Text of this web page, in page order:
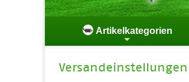
Artikelkategorien